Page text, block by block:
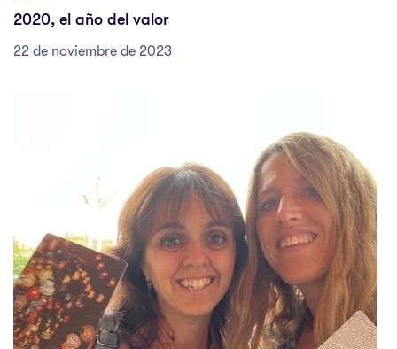
2020, el año del valor
22 de noviembre de 2023